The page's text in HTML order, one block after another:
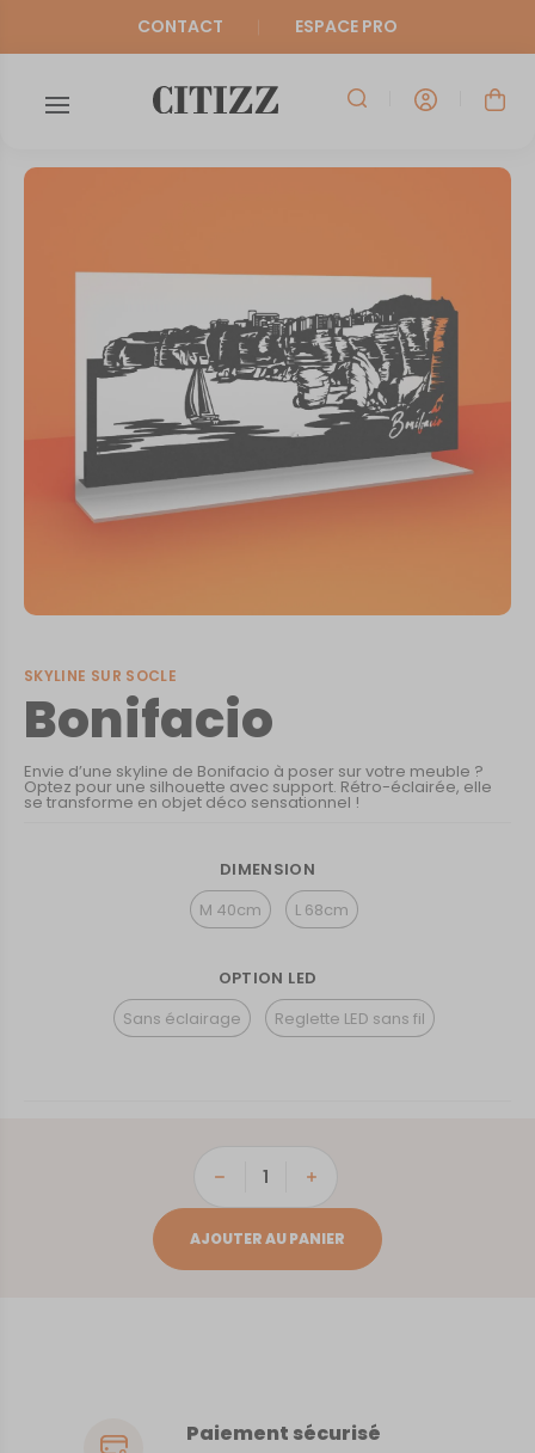
CONTACT ESPACE PRO
SKYLINE SUR SOCLE
Bonifacio
Envie d’une skyline de Bonifacio à poser sur votre meuble ?
Optez pour une silhouette avec support. Rétro-éclairée, elle
se transforme en objet déco sensationnel !
DIMENSION
M 40cm
L 68cm
OPTION LED
Sans éclairage
Reglette LED sans fil
quantité
Bonifacio
AJOUTER AU PANIER
Paiement sécurisé